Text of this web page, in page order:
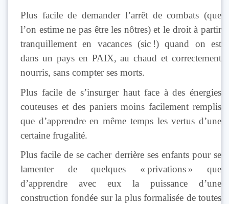
Plus facile de demander l’arrêt de combats (que
l’on estime ne pas être les nôtres) et le droit à partir
tranquillement en vacances (sic !) quand on est
dans un pays en PAIX, au chaud et correctement
nourris, sans compter ses morts.
Plus facile de s’insurger haut face à des énergies
couteuses et des paniers moins facilement remplis
que d’apprendre en même temps les vertus d’une
certaine frugalité.
Plus facile de se cacher derrière ses enfants pour se
lamenter de quelques « privations » que
d’apprendre avec eux la puissance d’une
construction fondée sur la plus formalisée de toutes